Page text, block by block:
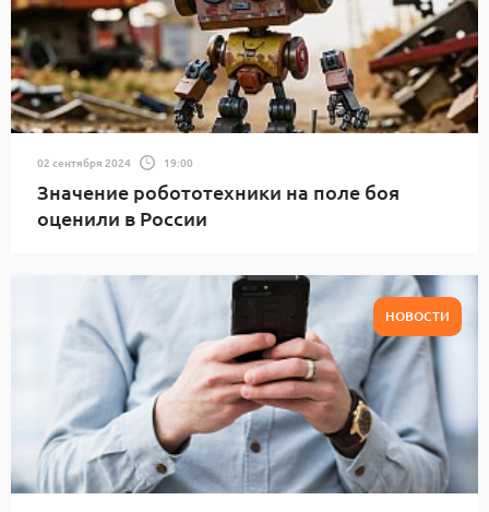
02 сентября 2024 19:00
Значение робототехники на поле боя
оценили в России
НОВОСТИ